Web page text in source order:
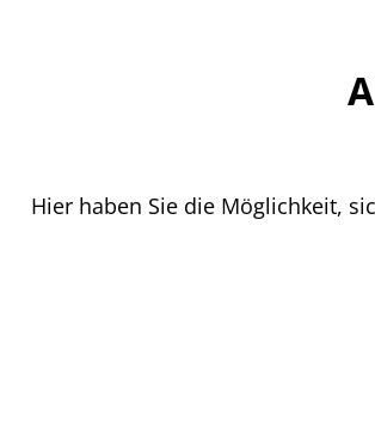
Hier haben Sie die Möglichkeit,